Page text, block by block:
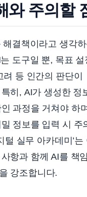
와 주의할
해결책이라고 생각
도구일 뿐, 목표
려 등 인간의 판단이
히, AI가 생성한 정
과정을 거쳐야 하
정보를 입력 시 주
털 실무 아카데미’는
항과 함께 AI를 책
강조합니다.